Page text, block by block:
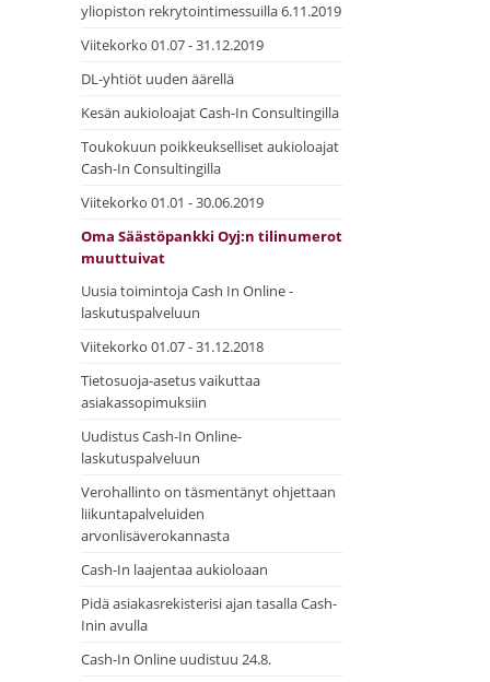
yliopiston rekrytointimessuilla 6.11.2019
Viitekorko 01.07 - 31.12.2019
DL-yhtiöt uuden äärellä
Kesän aukioloajat Cash-In Consultingilla
Toukokuun poikkeukselliset aukioloajat
Cash-In Consultingilla
Viitekorko 01.01 - 30.06.2019
Oma Säästöpankki Oyj:n tilinumerot
muuttuivat
Uusia toimintoja Cash In Online -
laskutuspalveluun
Viitekorko 01.07 - 31.12.2018
Tietosuoja-asetus vaikuttaa
asiakassopimuksiin
Uudistus Cash-In Online-
laskutuspalveluun
Verohallinto on täsmentänyt ohjettaan
liikuntapalveluiden
arvonlisäverokannasta
Cash-In laajentaa aukioloaan
Pidä asiakasrekisterisi ajan tasalla Cash-
Inin avulla
Cash-In Online uudistuu 24.8.